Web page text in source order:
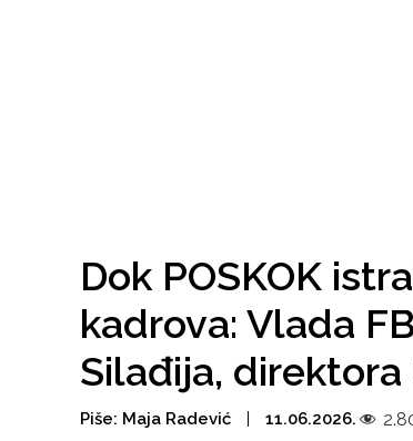
Dok POSKOK
kadrova: Vlada
Silađija,
Piše: Maja Radević 11.06.2026.